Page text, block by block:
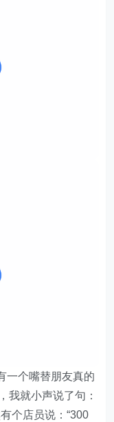
一个嘴替朋友真的
我就小声说了句：
个店员说：“300